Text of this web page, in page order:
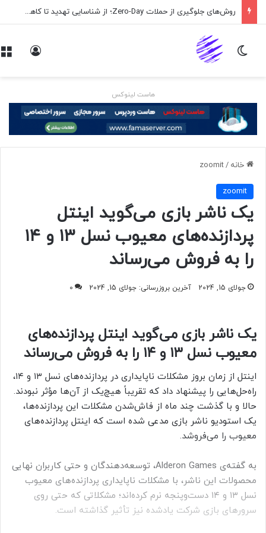
روش‌های جلوگیری از حملات Zero-Day؛ از شناسایی تهدید تا کاهش ریسک
تغییر پوسته
هاست لینوکس
خانه /
zoomit
zoomit
یک ناشر بازی می‌گوید اینتل
پردازنده‌های معیوب نسل ۱۳ و ۱۴
را به‌ فروش می‌رساند
جولای 15, 2024 آخرین بروزرسانی: جولای 15, 2024 0
یک ناشر بازی می‌گوید اینتل پردازنده‌های
معیوب نسل ۱۳ و ۱۴ را به‌ فروش می‌رساند
اینتل از زمان بروز مشکلات ناپایداری در پردازنده‌های نسل ۱۳ و ۱۴،
راه‌حل‌هایی را پیشنهاد داد که تقریباً هیچ‌یک از آن‌ها مؤثر نبودند.
حالا و با گذشت چند ماه از فاش‌شدن مشکلات این پردازنده‌ها،
یک استودیو ناشر بازی مدعی شده است که اینتل پردازنده‌های
معیوب را می‌فروشد.
به گفته‌ی Alderon Games، توسعه‌دهندگان و حتی کاربران نهایی
محصولات این ناشر، با مشکلات ناپایداری پردازنده‌های معیوب
نسل ۱۳ و ۱۴ دست‌وپنجه نرم کرده‌اند؛ مشکلاتی که حتی روی
سرورهای بازی شرکت یادشده نیز تأثیر گذاشته است.